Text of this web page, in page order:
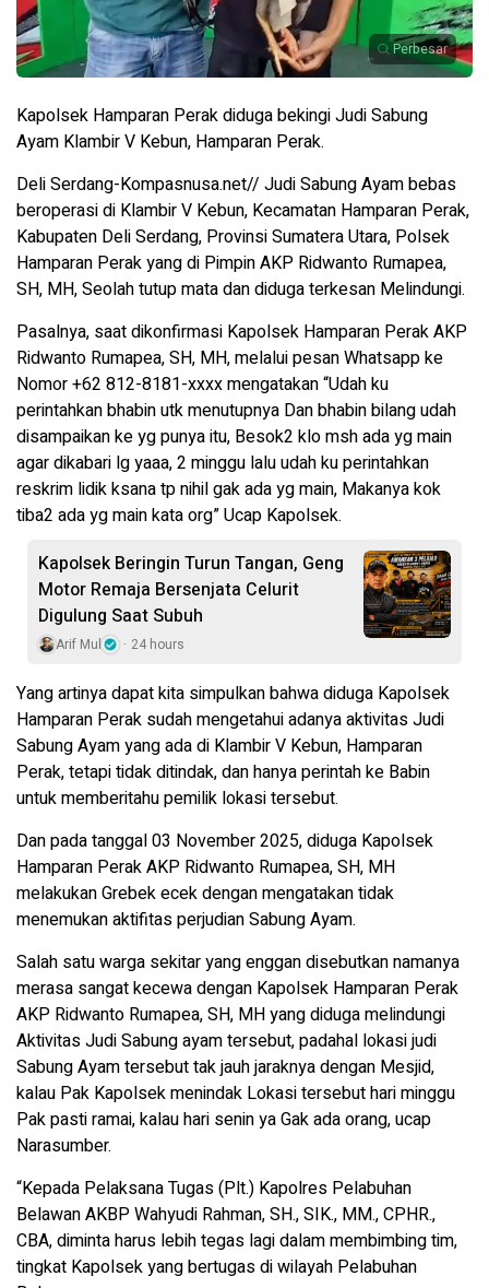
Perbesar
Kapolsek Hamparan Perak diduga bekingi Judi Sabung
Ayam Klambir V Kebun, Hamparan Perak.
Deli Serdang-Kompasnusa.net// Judi Sabung Ayam bebas
beroperasi di Klambir V Kebun, Kecamatan Hamparan Perak,
Kabupaten Deli Serdang, Provinsi Sumatera Utara, Polsek
Hamparan Perak yang di Pimpin AKP Ridwanto Rumapea,
SH, MH, Seolah tutup mata dan diduga terkesan Melindungi.
Pasalnya, saat dikonfirmasi Kapolsek Hamparan Perak AKP
Ridwanto Rumapea, SH, MH, melalui pesan Whatsapp ke
Nomor +62 812-8181-xxxx mengatakan “Udah ku
perintahkan bhabin utk menutupnya Dan bhabin bilang udah
disampaikan ke yg punya itu, Besok2 klo msh ada yg main
agar dikabari lg yaaa, 2 minggu lalu udah ku perintahkan
reskrim lidik ksana tp nihil gak ada yg main, Makanya kok
tiba2 ada yg main kata org” Ucap Kapolsek.
Kapolsek Beringin Turun Tangan, Geng
Motor Remaja Bersenjata Celurit
Digulung Saat Subuh
Arif Mul 24 hours
Yang artinya dapat kita simpulkan bahwa diduga Kapolsek
Hamparan Perak sudah mengetahui adanya aktivitas Judi
Sabung Ayam yang ada di Klambir V Kebun, Hamparan
Perak, tetapi tidak ditindak, dan hanya perintah ke Babin
untuk memberitahu pemilik lokasi tersebut.
Dan pada tanggal 03 November 2025, diduga Kapolsek
Hamparan Perak AKP Ridwanto Rumapea, SH, MH
melakukan Grebek ecek dengan mengatakan tidak
menemukan aktifitas perjudian Sabung Ayam.
Salah satu warga sekitar yang enggan disebutkan namanya
merasa sangat kecewa dengan Kapolsek Hamparan Perak
AKP Ridwanto Rumapea, SH, MH yang diduga melindungi
Aktivitas Judi Sabung ayam tersebut, padahal lokasi judi
Sabung Ayam tersebut tak jauh jaraknya dengan Mesjid,
kalau Pak Kapolsek menindak Lokasi tersebut hari minggu
Pak pasti ramai, kalau hari senin ya Gak ada orang, ucap
Narasumber.
“Kepada Pelaksana Tugas (Plt.) Kapolres Pelabuhan
Belawan AKBP Wahyudi Rahman, SH., SIK., MM., CPHR.,
CBA, diminta harus lebih tegas lagi dalam membimbing tim,
tingkat Kapolsek yang bertugas di wilayah Pelabuhan